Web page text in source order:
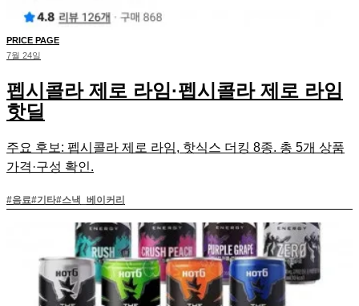
PRICE PAGE
7월 24일
펩시콜라 제로 라임·펩시콜라 제로 라임
핫딜
주요 후보: 펩시콜라 제로 라임, 핫식스 더킹 8종. 총 5개 상품
가격·구성 확인.
#음료#기타#스낵_베이커리